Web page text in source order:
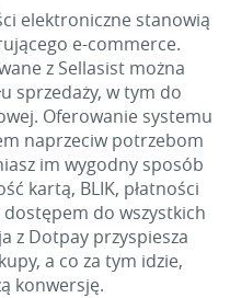
elektroniczne stanowią
e-commerce.
z Sellasist można
sprzedaży, w tym do
Oferowanie systemu
naprzeciw potrzebom
im wygodny sposób
kartą, BLIK, płatności
do wszystkich
z Dotpay przyspiesza
a co za tym idzie,
konwersję.